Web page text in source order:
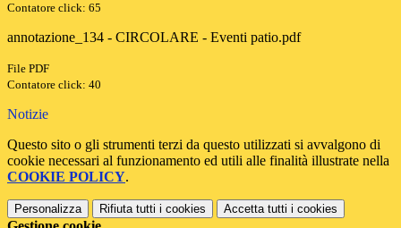
Contatore click: 65
annotazione_134 - CIRCOLARE - Eventi patio.pdf
File PDF
Contatore click: 40
Notizie
Questo sito o gli strumenti terzi da questo utilizzati si avvalgono di
cookie necessari al funzionamento ed utili alle finalità illustrate nella
COOKIE POLICY.
Personalizza Rifiuta tutti i cookies Accetta tutti i cookies